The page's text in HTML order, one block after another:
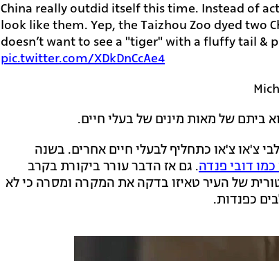
China really outdid itself this time. Instead of
look like them. Yep, the Taizhou Zoo dyed two
doesn’t want to see a "tiger" with a fluffy tail &
pic.twitter.com/XDkDnCcAe4
צ'או צ'או כתחליף לבעלי חיים אחרים. בשנה
כמו דובי פנדה. גם אז הדבר עורר ביקורת בקרב
של העיר טאיזו בדקה את המקרה ומסרה כי לא
כפנדות.